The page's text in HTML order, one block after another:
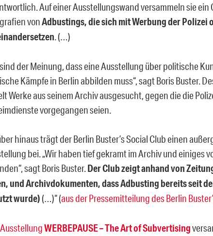
Auf einer Ausstellungswand versammeln sie ein
vonAdbustings, die sich mit Werbung der Polizei
. (…)
der Meinung, dass eine Ausstellung über politische
Kämpfe in Berlin abbilden muss“, sagt Boris Buster.
Werke aus seinem Archiv ausgesucht, gegen die die
vorgegangen seien.
hinaus trägt der Berlin Buster’s Social Club einen
bei. „Wir haben tief gekramt im Archiv und einiges
sagt Boris Buster.Der Club zeigt anhand von
und Archivdokumenten, dass Adbusting bereits seit
wurde)(…)“ (aus der Pressemitteilung des Berlin
AusstellungWERBEPAUSE – The Art of Subvertising